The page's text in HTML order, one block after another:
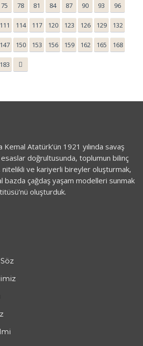
75 78 81 84 87 90 93 96
111 114 117 120 123 126 129 132
147 150 153 156 159 162 165 168
183
Atatürk’ün 1921 yılında savaş
doğrultusunda, toplumun bilinç
ve kariyerli bireyler oluşturmak,
çağdaş yaşam modelleri sunmak
oluşturduk.